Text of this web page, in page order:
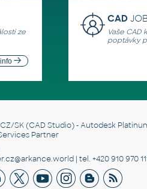
ze
CAD
Vaše CAD
poptávky
SK(CAD Studio) - Autodesk
Partner
| tel. +420 910 970